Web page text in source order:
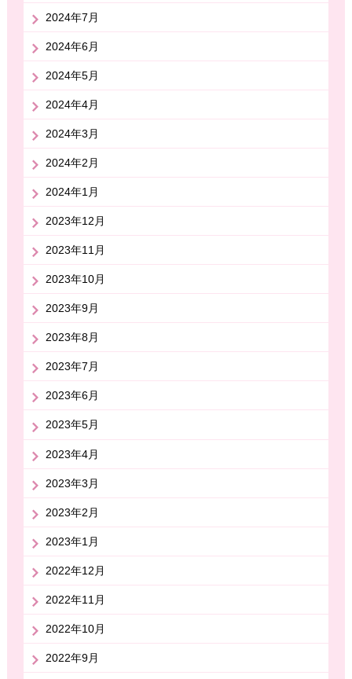
2024年7月
2024年6月
2024年5月
2024年4月
2024年3月
2024年2月
2024年1月
2023年12月
2023年11月
2023年10月
2023年9月
2023年8月
2023年7月
2023年6月
2023年5月
2023年4月
2023年3月
2023年2月
2023年1月
2022年12月
2022年11月
2022年10月
2022年9月